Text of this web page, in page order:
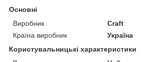
Основні
Виробник
Craft
Країна виробник
Україна
Користувальницькі характеристики